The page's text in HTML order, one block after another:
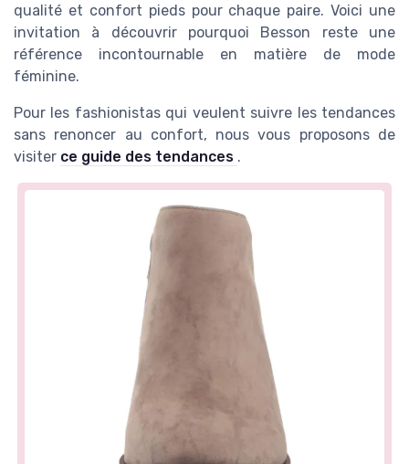
qualité et confort pieds pour chaque paire. Voici une
invitation à découvrir pourquoi Besson reste une
référence incontournable en matière de mode
féminine.
Pour les fashionistas qui veulent suivre les tendances
sans renoncer au confort, nous vous proposons de
visiter ce guide des tendances .